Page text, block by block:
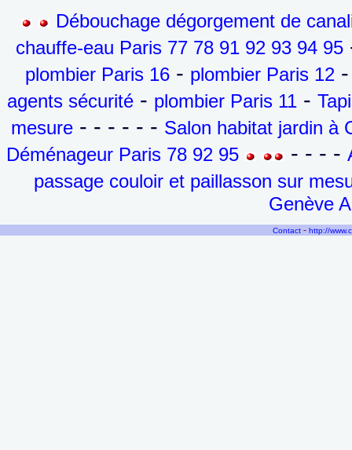
Débouchage dégorgement de
chauffe-eau Paris 77 78 91 92 93 94 95
plombier Paris 16 - plombier Paris 12
agents sécurité - plombier Paris 11 -
mesure - - - - - - Salon habitat jardin à
Déménageur Paris 78 92 95
- - - -
passage couloir et paillasson sur
Genève
Contact - http://